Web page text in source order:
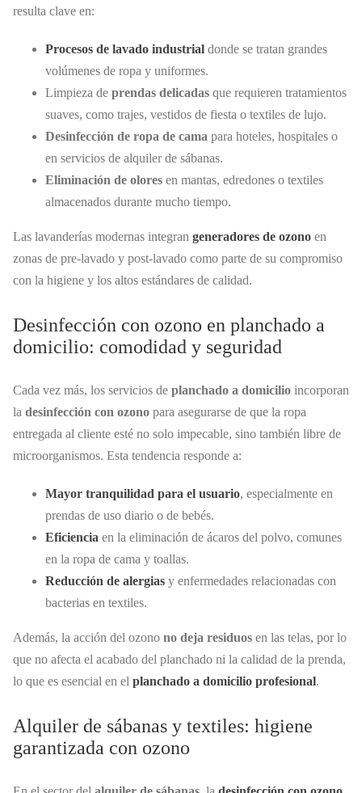
resulta clave en:
Procesos de lavado industrial donde se tratan grandes
volúmenes de ropa y uniformes.
Limpieza de prendas delicadas que requieren tratamientos
suaves, como trajes, vestidos de fiesta o textiles de lujo.
Desinfección de ropa de cama para hoteles, hospitales o
en servicios de alquiler de sábanas.
Eliminación de olores en mantas, edredones o textiles
almacenados durante mucho tiempo.
Las lavanderías modernas integran generadores de ozono en
zonas de pre-lavado y post-lavado como parte de su compromiso
con la higiene y los altos estándares de calidad.
Desinfección con ozono en planchado a
domicilio: comodidad y seguridad
Cada vez más, los servicios de planchado a domicilio incorporan
la desinfección con ozono para asegurarse de que la ropa
entregada al cliente esté no solo impecable, sino también libre de
microorganismos. Esta tendencia responde a:
Mayor tranquilidad para el usuario, especialmente en
prendas de uso diario o de bebés.
Eficiencia en la eliminación de ácaros del polvo, comunes
en la ropa de cama y toallas.
Reducción de alergias y enfermedades relacionadas con
bacterias en textiles.
Además, la acción del ozono no deja residuos en las telas, por lo
que no afecta el acabado del planchado ni la calidad de la prenda,
lo que es esencial en el planchado a domicilio profesional.
Alquiler de sábanas y textiles: higiene
garantizada con ozono